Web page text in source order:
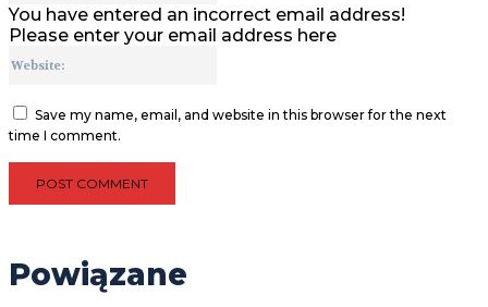
You have entered an incorrect email address!
Please enter your email address here
Save my name, email, and website in this browser for the next
time I comment.
Powiązane